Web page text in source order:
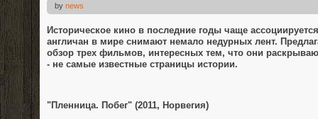
by news
Историческое кино в последние годы чаще
англичан в мире снимают немало недурных лент.
обзор трех фильмов, интересных тем, что они
- не самые известные страницы истории.
"Пленница. Побег" (2011, Норвегия)